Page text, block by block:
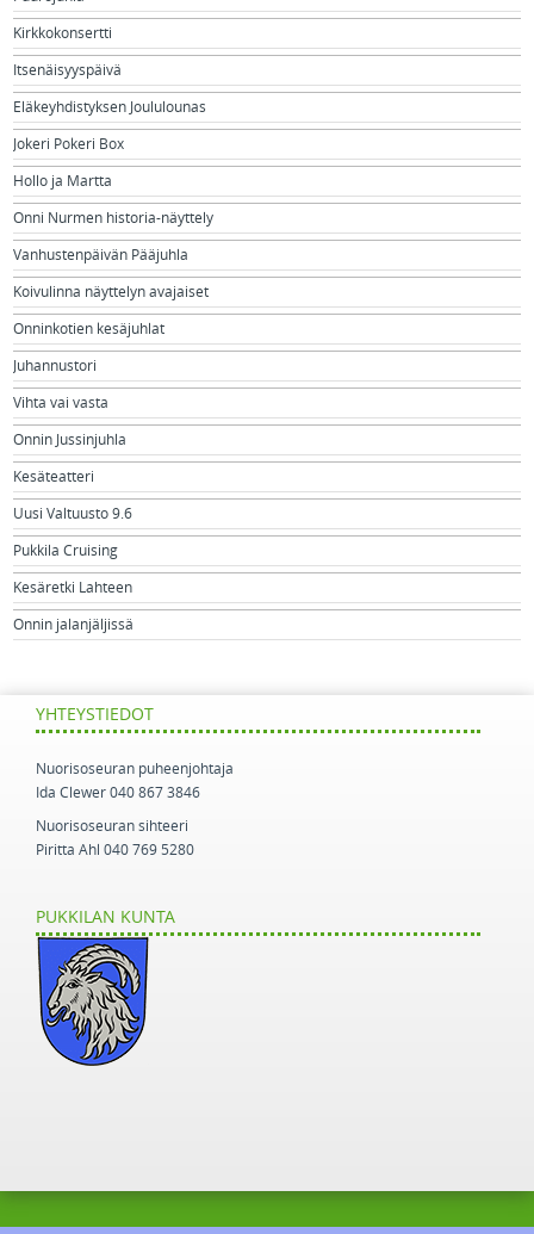
Kirkkokonsertti
Itsenäisyyspäivä
Eläkeyhdistyksen Joululounas
Jokeri Pokeri Box
Hollo ja Martta
Onni Nurmen historia-näyttely
Vanhustenpäivän Pääjuhla
Koivulinna näyttelyn avajaiset
Onninkotien kesäjuhlat
Juhannustori
Vihta vai vasta
Onnin Jussinjuhla
Kesäteatteri
Uusi Valtuusto 9.6
Pukkila Cruising
Kesäretki Lahteen
Onnin jalanjäljissä
YHTEYSTIEDOT
Nuorisoseuran puheenjohtaja
Ida Clewer 040 867 3846
Nuorisoseuran sihteeri
Piritta Ahl 040 769 5280
PUKKILAN KUNTA